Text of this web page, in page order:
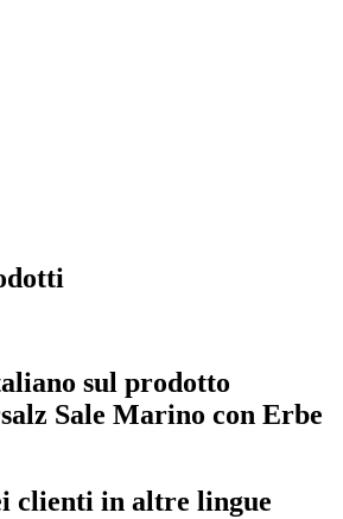
sul prodotto
Sale Marino con Erbe
clienti in altre lingue